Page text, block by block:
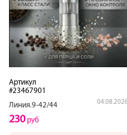
Артикул
#23467901
Линия.9-42/44
04.08.2026
230руб